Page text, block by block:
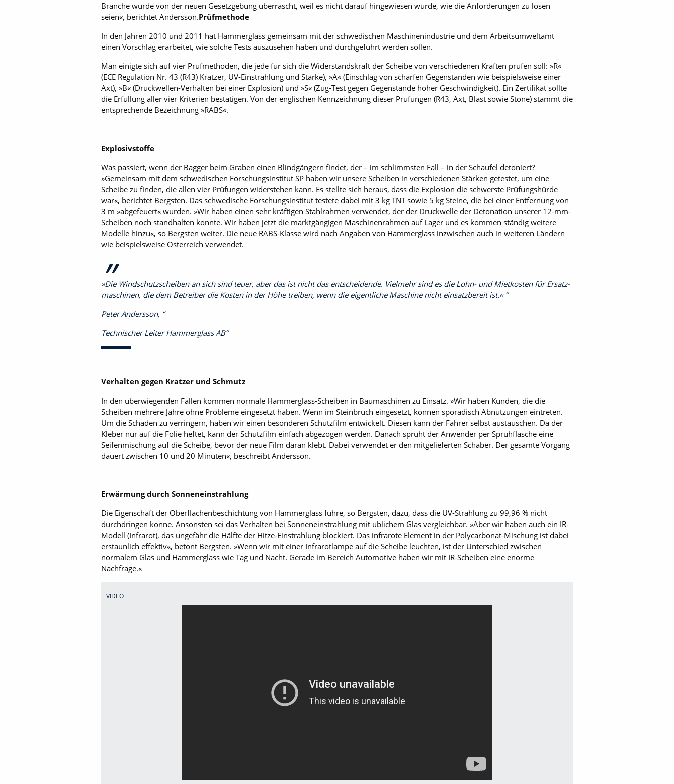
Branche wurde von der neuen Gesetzgebung überrascht, weil es nicht darauf hingewiesen wurde, wie die Anforderungen zu lösen
seien«, berichtet Andersson.Prüfmethode
In den Jahren 2010 und 2011 hat Hammerglass gemeinsam mit der schwedischen Maschinenindustrie und dem Arbeitsumweltamt
einen Vorschlag erarbeitet, wie solche Tests auszusehen haben und durchgeführt werden sollen.
Man einigte sich auf vier Prüfmethoden, die jede für sich die Widerstandskraft der Scheibe von verschiedenen Kräften prüfen soll: »R«
(ECE Regulation Nr. 43 (R43) Kratzer, UV-Einstrahlung und Stärke), »A« (Einschlag von scharfen Gegenständen wie beispielsweise einer
Axt), »B« (Druckwellen-Verhalten bei einer Explosion) und »S« (Zug-Test gegen Gegenstände hoher Geschwindigkeit). Ein Zertifikat sollte
die Erfüllung aller vier Kriterien bestätigen. Von der englischen Kennzeichnung ­dieser Prüfungen (R43, Axt, Blast sowie Stone) stammt die
entsprechende Bezeichnung »RABS«.
Explosivstoffe
Was passiert, wenn der Bagger beim Graben einen Blindgängern findet, der – im schlimmsten Fall – in der Schaufel detoniert?
»Gemeinsam mit dem schwedischen Forschungsinstitut SP haben wir unsere Scheiben in verschiedenen Stärken getestet, um eine
Scheibe zu finden, die allen vier Prüfungen widerstehen kann. Es stellte sich heraus, dass die Explosion die schwerste Prüfungshürde
war«, berichtet Bergsten. Das schwedische Forschungsinstitut testete dabei mit 3 kg TNT sowie 5 kg Steine, die bei einer Entfernung von
3 m »abgefeuert« wurden. »Wir haben einen sehr kräftigen Stahlrahmen verwendet, der der Druckwelle der Detonation unserer 12-mm-
Scheiben noch standhalten konnte. Wir haben jetzt die marktgängigen Maschinenrahmen auf Lager und es kommen ständig weitere
Modelle hinzu«, so Bergsten weiter. Die neue RABS-Klasse wird nach Angaben von Hammerglass inzwischen auch in weiteren Ländern
wie beispielsweise Österreich verwendet.
»Die Windschutzscheiben an sich sind teuer, aber das ist nicht das entscheidende. Vielmehr sind es die Lohn- und Mietkosten für Ersatz­
maschinen, die dem Betreiber die Kosten in der Höhe treiben, wenn die eigentliche Maschine nicht einsatzbereit ist.«
Peter Andersson,
Technischer Leiter Hammerglass AB
Verhalten gegen Kratzer und Schmutz
In den überwiegenden Fällen kommen normale Hammerglass-Scheiben in Baumaschinen zu Einsatz. »Wir haben Kunden, die die
Scheiben mehrere Jahre ohne Probleme eingesetzt haben. Wenn im Steinbruch eingesetzt, können sporadisch Abnutzungen eintreten.
Um die Schäden zu verringern, haben wir einen besonderen Schutzfilm entwickelt. Diesen kann der Fahrer selbst austauschen. Da der
Kleber nur auf die Folie heftet, kann der Schutzfilm einfach abgezogen werden. Danach sprüht der Anwender per Sprühflasche eine
Seifenmischung auf die Scheibe, bevor der neue Film daran klebt. Dabei verwendet er den mitgelieferten Schaber. Der gesamte Vorgang
dauert zwischen 10 und 20 Minuten«, beschreibt Andersson.
Erwärmung durch Sonneneinstrahlung
Die Eigenschaft der Oberflächenbeschichtung von Hammerglass führe, so Bergsten, dazu, dass die UV-Strahlung zu 99,96 % nicht
durchdringen könne. Ansonsten sei das Verhalten bei Sonneneinstrahlung mit üblichem Glas vergleichbar. »Aber wir haben auch ein IR-
Modell (Infrarot), das ­ungefähr die Hälfte der Hitze-Einstrahlung blockiert. Das infrarote Element in der Poly­carbonat-Mischung ist dabei
­erstaunlich effektiv«, betont Bergsten. »Wenn wir mit einer Infrarotlampe auf die Scheibe leuchten, ist der Unterschied zwischen
normalem Glas und Hammerglass wie Tag und Nacht. Gerade im Bereich Automotive haben wir mit IR-Scheiben eine enorme
Nachfrage.«
VIDEO